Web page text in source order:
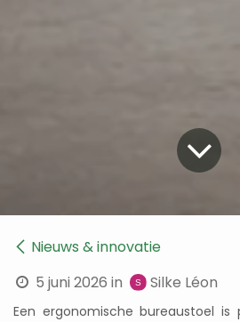
Nieuws & innovatie
5 juni 2026 in Silke Léon
Een ergonomische bureaustoel